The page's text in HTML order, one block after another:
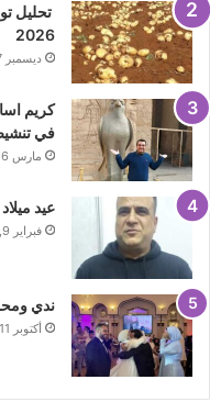
تحليل
2026
ديسمبر 17, 2025
كريم
في
مارس 16, 2024
عيد
فبراير 9, 2024
ندي
أكتوبر 11, 2025